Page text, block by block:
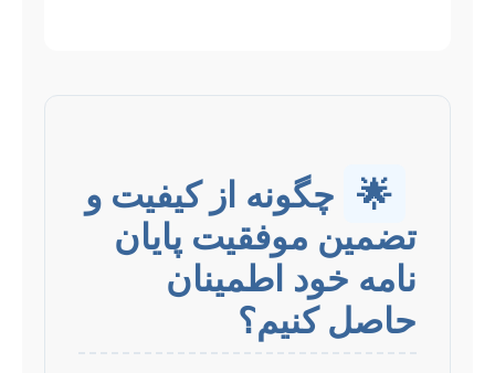
🌟 چگونه از کیفیت و
تضمین موفقیت پایان
نامه خود اطمینان
حاصل کنیم؟